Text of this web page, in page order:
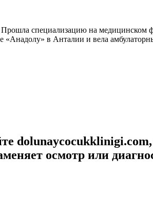
специализацию на медицинском
«Анадолу» в Анталии и вела
осмотр или